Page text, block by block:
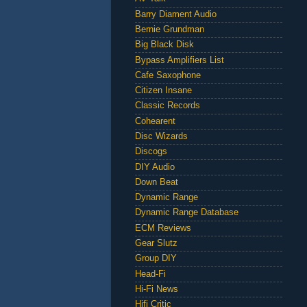
Barry Diament Audio
Bernie Grundman
Big Black Disk
Bypass Amplifiers List
Cafe Saxophone
Citizen Insane
Classic Records
Cohearent
Disc Wizards
Discogs
DIY Audio
Down Beat
Dynamic Range
Dynamic Range Database
ECM Reviews
Gear Slutz
Group DIY
Head-Fi
Hi-Fi News
Hifi Critic